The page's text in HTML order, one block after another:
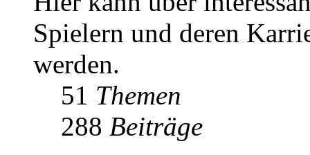
Spielern und deren
werden.
51 Themen
288 Beiträge